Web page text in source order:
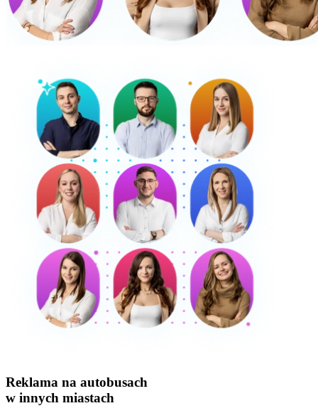
Reklama na autobusach
w innych miastach